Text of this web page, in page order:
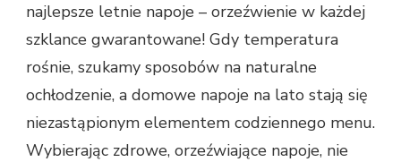
najlepsze letnie napoje – orzeźwienie w każdej
szklance gwarantowane! Gdy temperatura
rośnie, szukamy sposobów na naturalne
ochłodzenie, a domowe napoje na lato stają się
niezastąpionym elementem codziennego menu.
Wybierając zdrowe, orzeźwiające napoje, nie